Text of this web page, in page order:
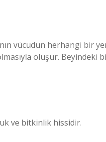
vücudun herhangi bir
oluşur. Beyindeki
ve bitkinlik hissidir.